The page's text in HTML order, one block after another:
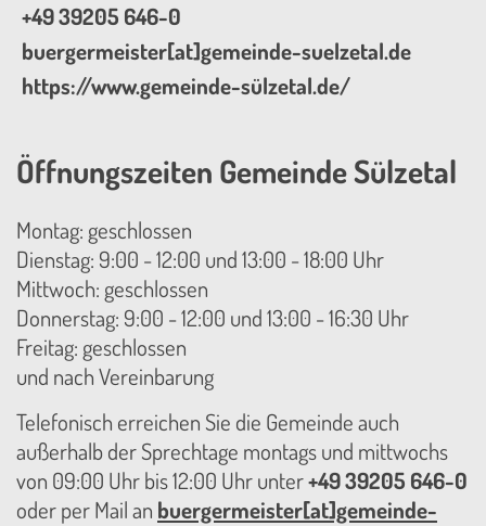
+49 39205 646-0
buergermeister[at]gemeinde-suelzetal.de
https://www.gemeinde-sülzetal.de/
Öffnungszeiten Gemeinde Sülzetal
Montag: geschlossen
Dienstag: 9:00 - 12:00 und 13:00 - 18:00 Uhr
Mittwoch: geschlossen
Donnerstag: 9:00 - 12:00 und 13:00 - 16:30 Uhr
Freitag: geschlossen
und nach Vereinbarung
Telefonisch erreichen Sie die Gemeinde auch
außerhalb der Sprechtage montags und mittwochs
von 09:00 Uhr bis 12:00 Uhr unter+49 39205 646-0
oder per Mail an buergermeister[at]gemeinde-